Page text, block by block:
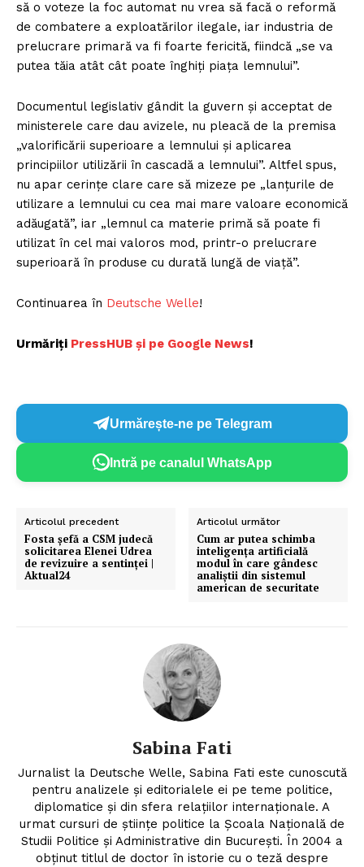
să o voteze la foc automat nu vrea să facă o reformă
de combatere a exploatărilor ilegale, iar industria de
prelucrare primară va fi foarte fericită, fiindcă „se va
putea tăia atât cât poate înghiți piața lemnului”.
Documentul legislativ gândit la guvern și acceptat de
ministerele care dau avizele, nu pleacă de la premisa
„valorificării superioare a lemnului și aplicarea
principiilor utilizării în cascadă a lemnului”. Altfel spus,
nu apar cerințe clare care să mizeze pe „lanțurile de
utilizare a lemnului cu cea mai mare valoare economică
adăugată”, iar „lemnul ca materie primă să poate fi
utilizat în cel mai valoros mod, printr-o prelucrare
superioară în produse cu durată lungă de viață”.
Continuarea în Deutsche Welle!
Urmăriți PressHUB și pe Google News!
Urmărește-ne pe Telegram
Intră pe canalul WhatsApp
Articolul precedent
Fosta șefă a CSM judecă
solicitarea Elenei Udrea
de revizuire a sentinței |
Aktual24
Articolul următor
Cum ar putea schimba
inteligența artificială
modul în care gândesc
analiștii din sistemul
american de securitate
Sabina Fati
Jurnalist la Deutsche Welle, Sabina Fati este cunoscută
pentru analizele şi editorialele ei pe teme politice,
diplomatice şi din sfera relaţiilor internaţionale. A
urmat cursuri de ştiinţe politice la Şcoala Naţională de
Studii Politice şi Administrative din Bucureşti. În 2004 a
obţinut titlul de doctor în istorie cu o teză despre